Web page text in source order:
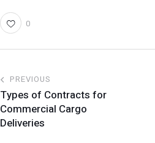
0
PREVIOUS
Types of Contracts for
Commercial Cargo
Deliveries